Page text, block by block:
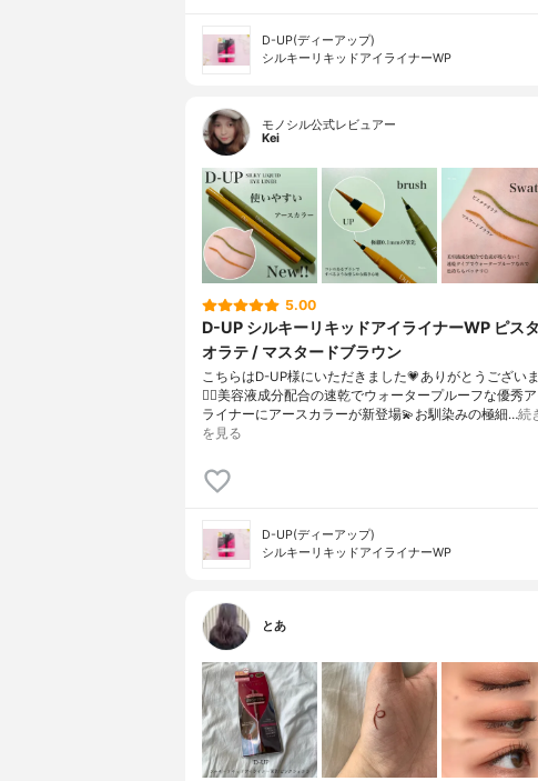
D-UP(ディーアップ)
シルキーリキッドアイライナーWP
モノシル公式レビュアー
Kei
5.00
D-UP シルキーリキッドアイライナーWP ピス
オラテ / マスタードブラウン
こちらはD-UP様にいただきました💗ありがとうござい
🙇‍♀️美容液成分配合の速乾でウォータープルーフな優秀ア
ライナーにアースカラーが新登場💫お馴染みの極細…続
を見る
D-UP(ディーアップ)
シルキーリキッドアイライナーWP
とあ